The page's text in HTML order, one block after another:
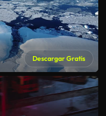
Descargar Gratis